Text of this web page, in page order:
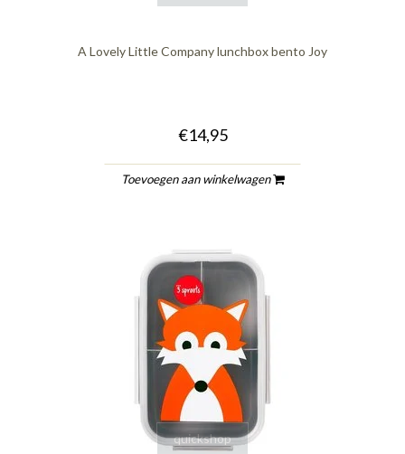
A Lovely Little Company lunchbox bento Joy
€14,95
Toevoegen aan winkelwagen
quickshop